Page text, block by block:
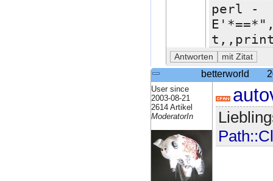
perl -
betterworld
User since
2003-08-21
2614 Artikel
ModeratorIn